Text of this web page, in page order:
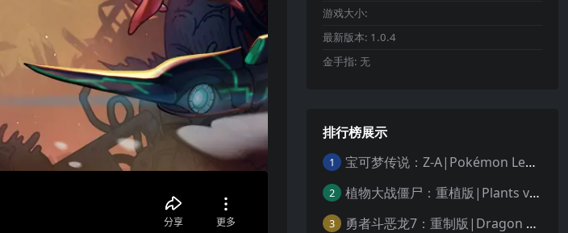
游戏大小:
最新版本: 1.0.4
金手指: 无
排行榜展示
1 宝可梦传说：Z-A|Pokémon Legends: Z-A中文
2 植物大战僵尸：重植版|Plants vs. Zombies: Replanted中文
3 勇者斗恶龙7：重制版|Dragon Quest VII Reimagined中文